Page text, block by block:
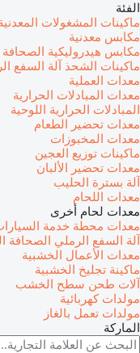
الفئة
ماكينات المشغولات
مكابس معدنية
مكابس هيدروليكية الصحافة
ماكينات الشحذ آلة السفع
معدات العملية
معدات المبادلات الحرارية
المبادلات الحرارية اللوحية
معدات تحضير الطعام
معدات المخبوزات
ماكينات توزيع العجين
معدات تحضير الألبان
آلة بسترة الحليب
معدات اللحام
معدات لحام أخرى
معدات محطة خدمة
آلة السفع الرملي الصحافة
معدات الأعمال الخشبية
ماكينة تجليخ الخشبية
آلات طحن سطح الخشب
مولدات كهربائية
مولدات تعمل بالغاز
الماركة